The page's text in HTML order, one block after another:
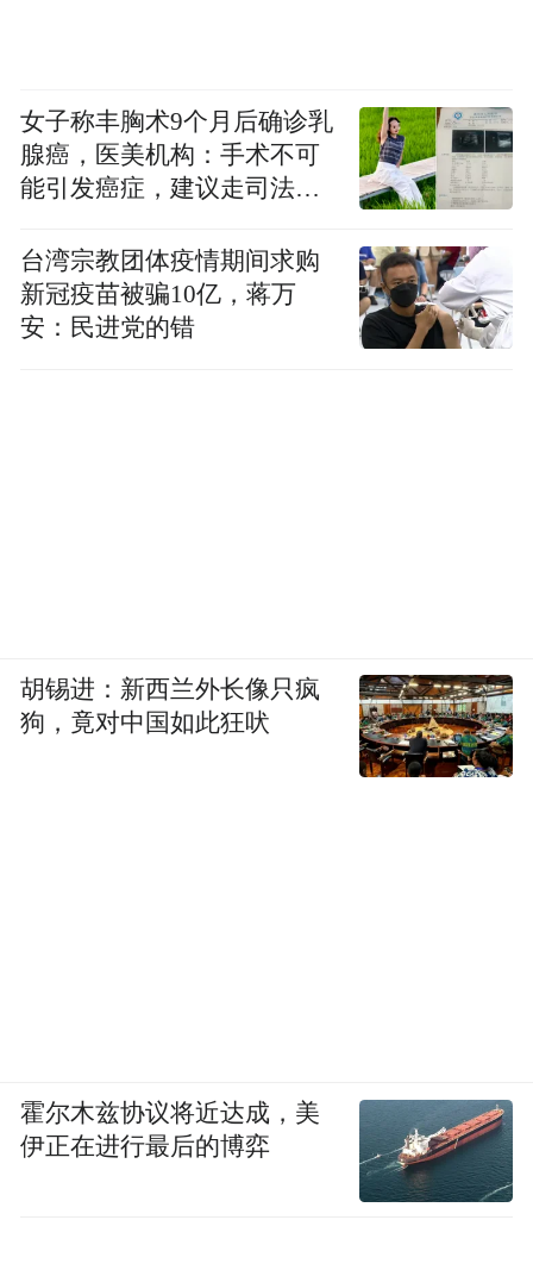
惟美无界
当代朝鲜油画精品展·佛山罗浮宫站
女子称丰胸术9个月后确诊乳
腺癌，医美机构：手术不可
能引发癌症，建议走司法途
台湾宗教团体疫情期间求购
新冠疫苗被骗10亿，蒋万
安：民进党的错
胡锡进：新西兰外长像只疯
狗，竟对中国如此狂吠
霍尔木兹协议将近达成，美
伊正在进行最后的博弈